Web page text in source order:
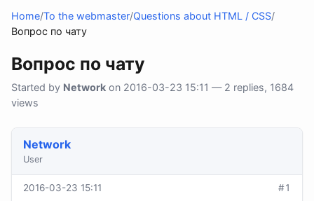
Home/To the webmaster/Questions about HTML / CSS/
Вопрос по чату
Вопрос по чату
Started by Network on 2016-03-23 15:11 — 2 replies, 1684
views
Network
User
2016-03-23 15:11 #1